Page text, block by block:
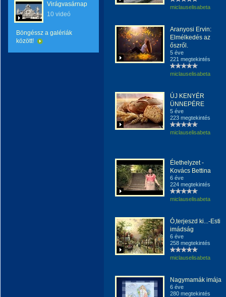
Virágvasárnap
10 videó
Böngéssz a galériák
között!
miclauselisabeta
Aranyosi Ervin:
Elmélkedés az
őszről.
5 éve
221 megtekintés
miclauselisabeta
ÚJ KENYÉR
ÜNNEPÉRE
5 éve
223 megtekintés
miclauselisabeta
Élethelyzet -
Kovács Bettina
6 éve
224 megtekintés
miclauselisabeta
Ó,terjeszd ki...-Esti
imádság
6 éve
258 megtekintés
miclauselisabeta
Nagymamák imája
6 éve
280 megtekintés